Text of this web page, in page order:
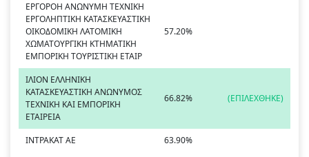
ΕΡΓΟΡΟΗ ΑΝΩΝΥΜΗ ΤΕΧΝΙΚΗ
ΕΡΓΟΛΗΠΤΙΚΗ ΚΑΤΑΣΚΕΥΑΣΤΙΚΗ
ΟΙΚΟΔΟΜΙΚΗ ΛΑΤΟΜΙΚΗ
ΧΩΜΑΤΟΥΡΓΙΚΗ ΚΤΗΜΑΤΙΚΗ
ΕΜΠΟΡΙΚΗ ΤΟΥΡΙΣΤΙΚΗ ΕΤΑΙΡ
57.20%
ΙΛΙΟΝ ΕΛΛΗΝΙΚΗ
ΚΑΤΑΣΚΕΥΑΣΤΙΚΗ ΑΝΩΝΥΜΟΣ
ΤΕΧΝΙΚΗ ΚΑΙ ΕΜΠΟΡΙΚΗ
ΕΤΑΙΡΕΙΑ
66.82% (ΕΠΙΛΕΧΘΗΚΕ)
ΙΝΤΡΑΚΑΤ ΑΕ
63.90%